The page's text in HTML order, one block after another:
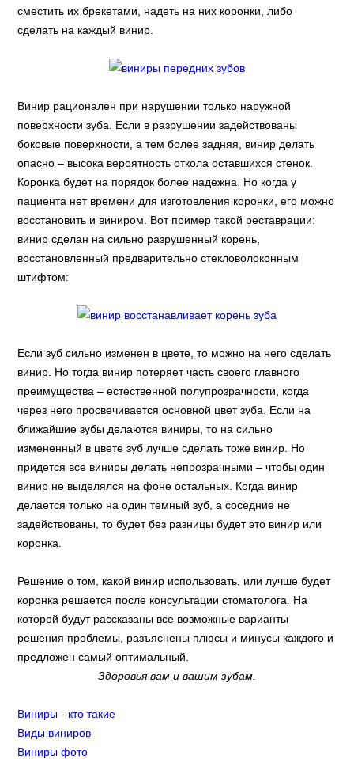
сместить их брекетами, надеть на них коронки, либо
сделать на каждый винир.
Винир рационален при нарушении только наружной
поверхности зуба. Если в разрушении задействованы
боковые поверхности, а тем более задняя, винир делать
опасно – высока вероятность откола оставшихся стенок.
Коронка будет на порядок более надежна. Но когда у
пациента нет времени для изготовления коронки, его можно
восстановить и виниром. Вот пример такой реставрации:
винир сделан на сильно разрушенный корень,
восстановленный предварительно стекловолоконным
штифтом:
Если зуб сильно изменен в цвете, то можно на него сделать
винир. Но тогда винир потеряет часть своего главного
преимущества – естественной полупрозрачности, когда
через него просвечивается основной цвет зуба. Если на
ближайшие зубы делаются виниры, то на сильно
измененный в цвете зуб лучше сделать тоже винир. Но
придется все виниры делать непрозрачными – чтобы один
винир не выделялся на фоне остальных. Когда винир
делается только на один темный зуб, а соседние не
задействованы, то будет без разницы будет это винир или
коронка.
Решение о том, какой винир использовать, или лучше будет
коронка решается после консультации стоматолога. На
которой будут рассказаны все возможные варианты
решения проблемы, разъяснены плюсы и минусы каждого и
предложен самый оптимальный.
Здоровья вам и вашим зубам.
Виниры - кто такие
Виды виниров
Виниры фото